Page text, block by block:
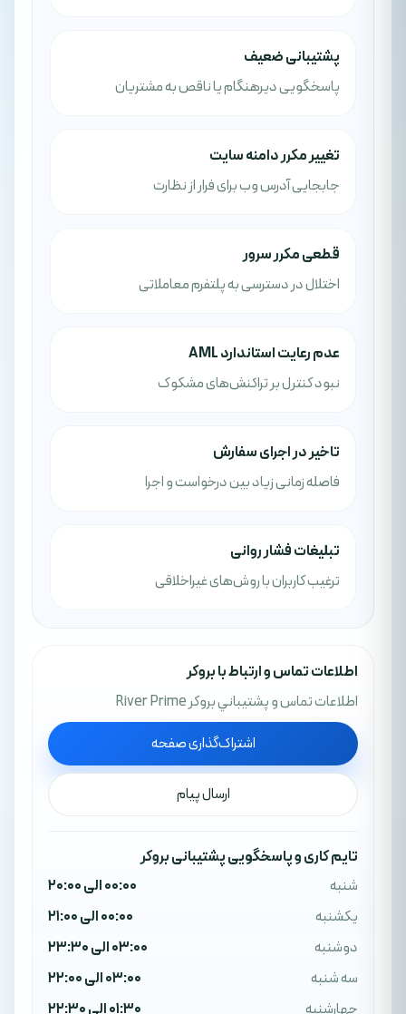
پشتیبانی ضعیف
پاسخگویی دیرهنگام یا ناقص به مشتریان
تغییر مکرر دامنه سایت
جابجایی آدرس وب برای فرار از نظارت
قطعی مکرر سرور
اختلال در دسترسی به پلتفرم معاملاتی
عدم رعایت استاندارد AML
نبود کنترل بر تراکنش‌های مشکوک
تاخیر در اجرای سفارش
فاصله زمانی زیاد بین درخواست و اجرا
تبلیغات فشار روانی
ترغیب کاربران با روش‌های غیراخلاقی
اطلاعات تماس و ارتباط با بروکر
اطلاعات تماس و پشتيباني بروکر River Prime
اشتراک‌گذاری صفحه
ارسال پیام
تایم کاری و پاسخگویی پشتیبانی بروکر
شنبه
00:00 الی 20:00
یکشنبه
00:00 الی 21:00
دوشنبه
03:00 الی 23:30
سه شنبه
03:00 الی 22:00
چهارشنبه
01:30 الی 22:30